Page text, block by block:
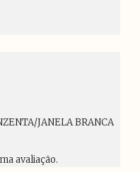
JANELA BRANCA
avaliação.